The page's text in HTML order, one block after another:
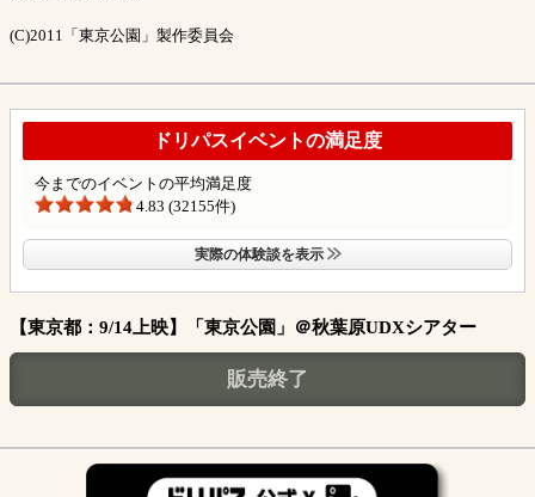
(C)2011「東京公園」製作委員会
ドリパスイベントの満足度
今までのイベントの平均満足度
4.83 (32155件)
実際の体験談を表示
【東京都：9/14上映】「東京公園」＠秋葉原UDXシアター
販売終了